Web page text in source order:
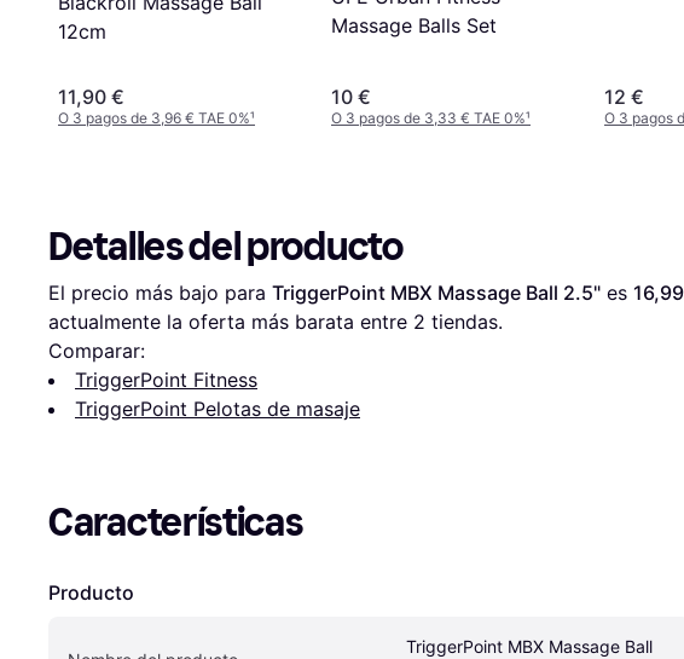
12cm
11,90 €
O 3 pagos de 3,96 € TAE 0%¹
Massage Balls Set
10 €
O 3 pagos de 3,33 € TAE 0%¹
12 €
O 3 pagos
Detalles del producto
El precio más bajo para TriggerPoint MBX Massage Ball 2.5" es
actualmente la oferta más barata entre 2 tiendas.
Comparar:
TriggerPoint Fitness
TriggerPoint Pelotas de masaje
Características
Producto
TriggerPoint MBX Massage Ball